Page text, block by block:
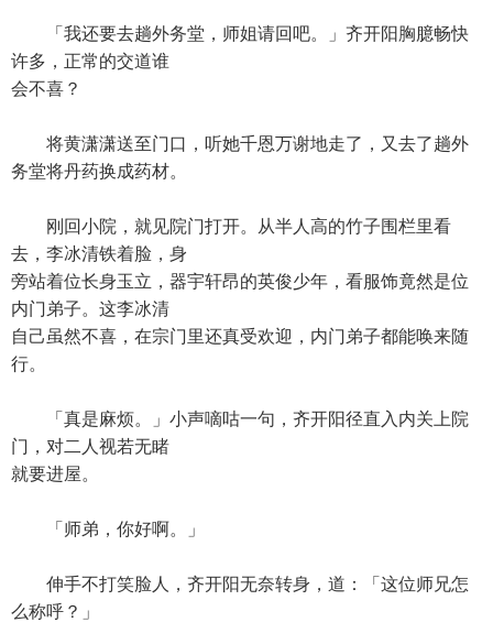
「我还要去趟外务堂，师姐请回吧。」齐开阳胸臆畅快
许多，正常的交道谁
会不喜？
将黄潇潇送至门口，听她千恩万谢地走了，又去了趟外
务堂将丹药换成药材。
刚回小院，就见院门打开。从半人高的竹子围栏里看
去，李冰清铁着脸，身
旁站着位长身玉立，器宇轩昂的英俊少年，看服饰竟然是位
内门弟子。这李冰清
自己虽然不喜，在宗门里还真受欢迎，内门弟子都能唤来随
行。
「真是麻烦。」小声嘀咕一句，齐开阳径直入内关上院
门，对二人视若无睹
就要进屋。
「师弟，你好啊。」
伸手不打笑脸人，齐开阳无奈转身，道：「这位师兄怎
么称呼？」